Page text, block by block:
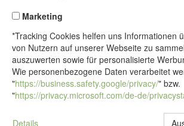
Marketing
*Tracking Cookies helfen uns Informationen
von Nutzern auf unserer Webseite zu
auszuwerten sowie für personalisierte
Wie personenbezogene Daten verarbeitet
"https://business.safety.google/privacy/" bzw.
"https://privacy.microsoft.com/de-de/
Details